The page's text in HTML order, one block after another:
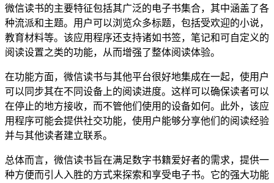
微信读书的主要特征包括其广泛的电子书集合，其中涵盖了各
种流派和主题。用户可以浏览众多标题，包括受欢迎的小说，
教育材料等。该应用程序还支持诸如书签，笔记和可自定义的
阅读设置之类的功能，从而增强了整体阅读体验。
在功能方面，微信读书与其他平台很好地集成在一起，使用户
可以同步其在不同设备上的阅读进度。这样可以确保读者可以
在停止的地方接收，而不管他们使用的设备如何。此外，该应
用程序可能会提供社交功能，使用户能够分享他们的阅读经验
并与其他读者建立联系。
总体而言，微信读书旨在满足数字书籍爱好者的需求，提供一
种方便而引人入胜的方式来探索和享受电子书。它的强大功能